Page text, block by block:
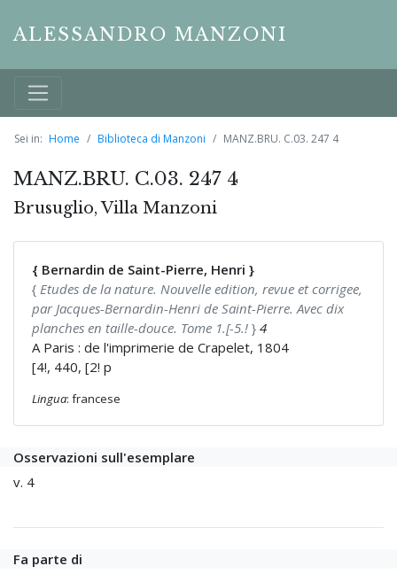
ALESSANDRO MANZONI
Sei in: Home Biblioteca di Manzoni MANZ.BRU. C.03. 247 4
MANZ.BRU. C.03. 247 4
Brusuglio, Villa Manzoni
{ Bernardin de Saint-Pierre, Henri }
{ Etudes de la nature. Nouvelle edition, revue et corrigee,
par Jacques-Bernardin-Henri de Saint-Pierre. Avec dix
planches en taille-douce. Tome 1.[-5.! } 4
A Paris : de l'imprimerie de Crapelet, 1804
[4!, 440, [2! p
Lingua: francese
Osservazioni sull'esemplare
v. 4
Fa parte di